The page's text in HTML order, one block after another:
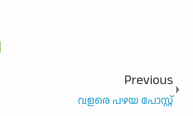
Previous
വളരെ പഴയ പോസ്റ്റ്